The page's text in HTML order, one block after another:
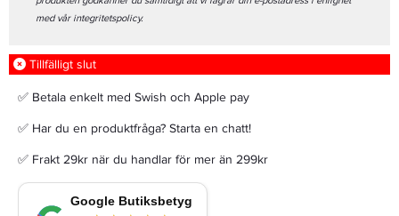
med vår integritetspolicy.
Tillfälligt slut
✅ Betala enkelt med Swish och Apple pay
✅ Har du en produktfråga? Starta en chatt!
✅ Frakt 29kr när du handlar för mer än 299kr